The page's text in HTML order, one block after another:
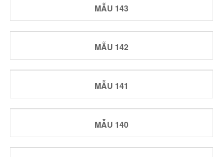
MẪU 143
MẪU 142
MẪU 141
MẪU 140